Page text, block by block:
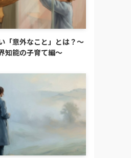
「意外なこと」とは？～
知能の子育て編～